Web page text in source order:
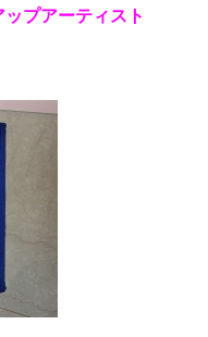
プアーティスト